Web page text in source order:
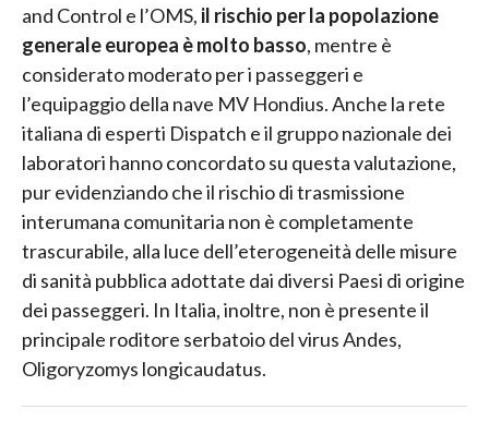
and Control e l’OMS, il rischio per la popolazione
generale europea è molto basso, mentre è
considerato moderato per i passeggeri e
l’equipaggio della nave MV Hondius. Anche la rete
italiana di esperti Dispatch e il gruppo nazionale dei
laboratori hanno concordato su questa valutazione,
pur evidenziando che il rischio di trasmissione
interumana comunitaria non è completamente
trascurabile, alla luce dell’eterogeneità delle misure
di sanità pubblica adottate dai diversi Paesi di origine
dei passeggeri. In Italia, inoltre, non è presente il
principale roditore serbatoio del virus Andes,
Oligoryzomys longicaudatus.